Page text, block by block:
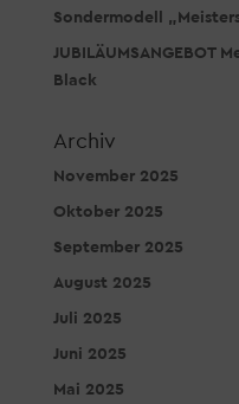
Sondermodell
JUBILÄUMSANGEBOT
Black
Archiv
November 2025
Oktober 2025
September 2025
August 2025
Juli 2025
Juni 2025
Mai 2025